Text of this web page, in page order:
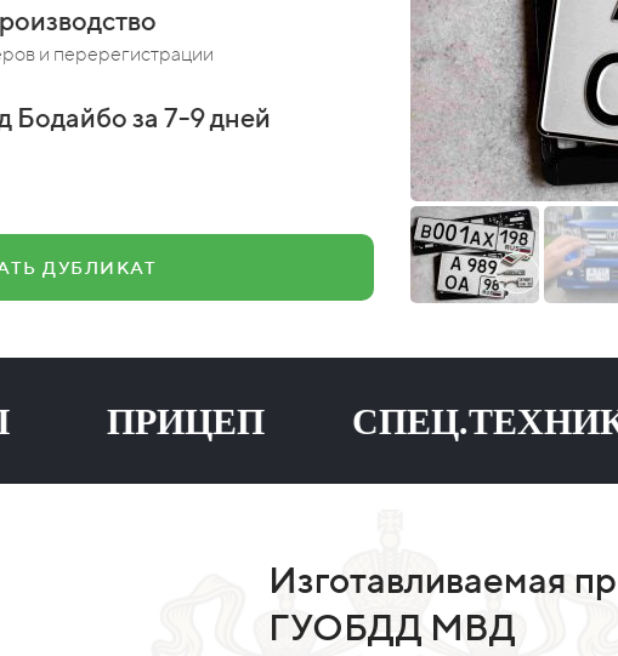
и перерегистрации
Бодайбо за 7-9 дней
ДУБЛИКАТ
СПЕЦ.ТЕХНИКА
Изготавливаемая
ГУОБДД МВД